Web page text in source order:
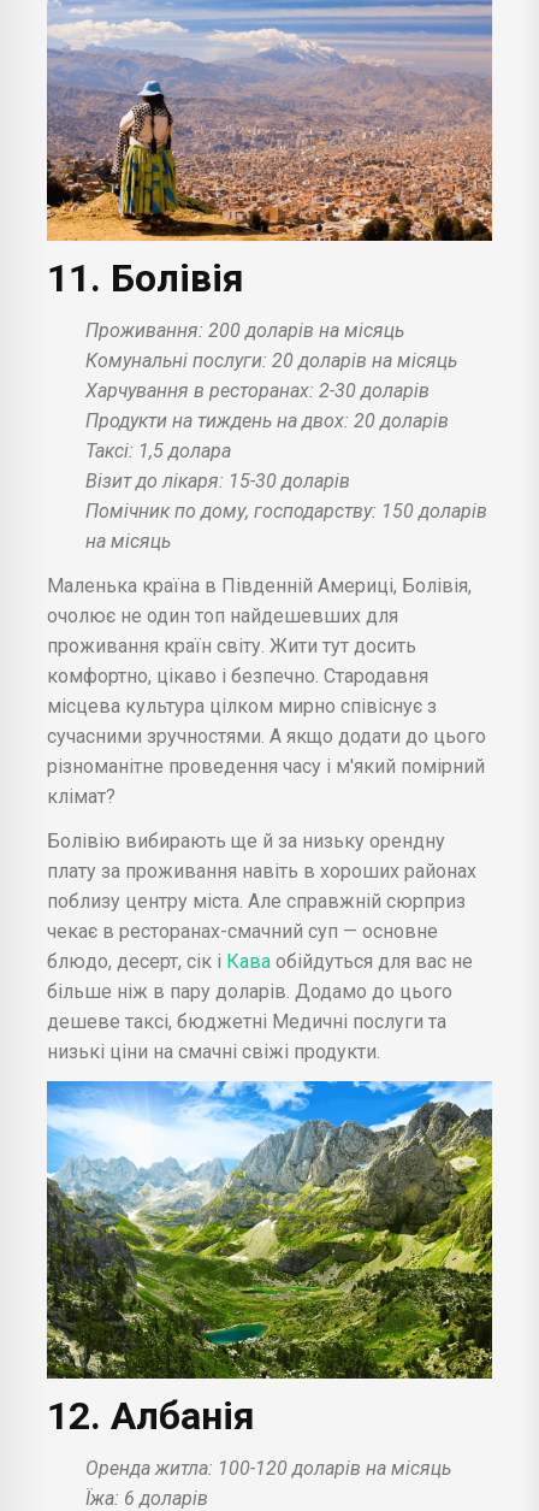
11. Болівія
Проживання: 200 доларів на місяць
Комунальні послуги: 20 доларів на місяць
Харчування в ресторанах: 2-30 доларів
Продукти на тиждень на двох: 20 доларів
Таксі: 1,5 долара
Візит до лікаря: 15-30 доларів
Помічник по дому, господарству: 150 доларів
на місяць
Маленька країна в Південній Америці, Болівія,
очолює не один топ найдешевших для
проживання країн світу. Жити тут досить
комфортно, цікаво і безпечно. Стародавня
місцева культура цілком мирно співіснує з
сучасними зручностями. А якщо додати до цього
різноманітне проведення часу і м'який помірний
клімат?
Болівію вибирають ще й за низьку орендну
плату за проживання навіть в хороших районах
поблизу центру міста. Але справжній сюрприз
чекає в ресторанах-смачний суп — основне
блюдо, десерт, сік і Кава обійдуться для вас не
більше ніж в пару доларів. Додамо до цього
дешеве таксі, бюджетні Медичні послуги та
низькі ціни на смачні свіжі продукти.
12. Албанія
Оренда житла: 100-120 доларів на місяць
Їжа: 6 доларів